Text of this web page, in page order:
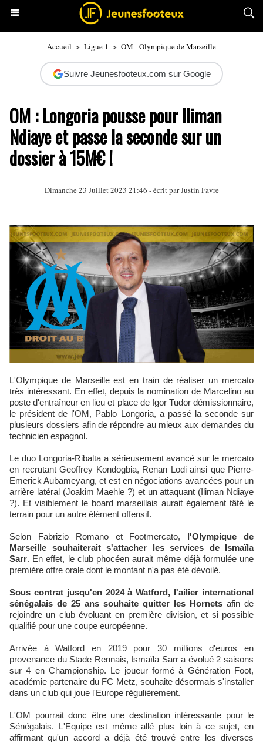
Accueil > Ligue 1 > OM - Olympique de Marseille
Suivre Jeunesfooteux.com sur Google
OM : Longoria pousse pour Iliman
Ndiaye et passe la seconde sur un
dossier à 15M€ !
Dimanche 23 Juillet 2023 21:46 - écrit parJustin Favre
L'Olympique de Marseille est en train de réaliser un mercato
très intéressant. En effet, depuis la nomination de Marcelino au
poste d'entraîneur en lieu et place de Igor Tudor démissionnaire,
le président de l'OM, Pablo Longoria, a passé la seconde sur
plusieurs dossiers afin de répondre au mieux aux demandes du
technicien espagnol.
Le duo Longoria-Ribalta a sérieusement avancé sur le mercato
en recrutant Geoffrey Kondogbia, Renan Lodi ainsi que Pierre-
Emerick Aubameyang, et est en négociations avancées pour un
arrière latéral (Joakim Maehle ?) et un attaquant (Iliman Ndiaye
?). Et visiblement le board marseillais aurait également tâté le
terrain pour un autre élément offensif.
Selon Fabrizio Romano et Footmercato, l'Olympique de
Marseille souhaiterait s'attacher les services de Ismaïla
Sarr. En effet, le club phocéen aurait même déjà formulée une
première offre orale dont le montant n'a pas été dévoilé.
Sous contrat jusqu'en 2024 à Watford, l'ailier international
sénégalais de 25 ans souhaite quitter les Hornets afin de
rejoindre un club évoluant en première division, et si possible
qualifié pour une coupe européenne.
Arrivée à Watford en 2019 pour 30 millions d'euros en
provenance du Stade Rennais, Ismaïla Sarr a évolué 2 saisons
sur 4 en Championship. Le joueur formé à Génération Foot,
académie partenaire du FC Metz, souhaite désormais s'installer
dans un club qui joue l'Europe régulièrement.
L'OM pourrait donc être une destination intéressante pour le
Sénégalais. L'Equipe est même allé plus loin à ce sujet, en
affirmant qu'un accord a déjà été trouvé entre les diverses